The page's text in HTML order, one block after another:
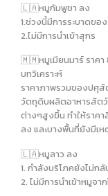
🇱🇦หมูกัมพูชา ลง
1.ช่วงนี้มีการระบาดขอ
2.ไม่มีการนำเข้าสุกร
🇲🇲หมูเมียนมาร์ ราคา
บทวิเคราะห์
ราคาภาพรวมของปศุ
วัตถุดิบผลิตอาหารสัต
ต่างๆสูงขึ้น ทำให้ราค
ลง และบางพื้นที่ยังมีเ
🇱🇦หมูลาว ลง
1. กำลังบริโภคยังไม่ก
2. ไม่มีการนำเข้าหมูจา